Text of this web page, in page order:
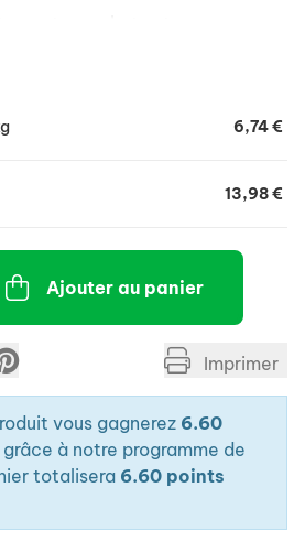
fragiles/sensibles.
6,74 €
13,98 €
Ajouter au panier
Imprimer
vous gagnerez 6.60
grâce à notre programme de
totalisera 6.60 points